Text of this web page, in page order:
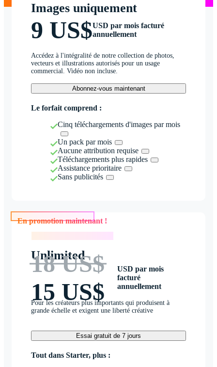
Images uniquement
9 US$USD par mois facturé
annuellement
Accédez à l'intégralité de notre collection de photos,
vecteurs et illustrations autorisés pour un usage
commercial. Vidéo non incluse.
Abonnez-vous maintenant
Le forfait comprend :
Cinq téléchargements d'images par mois
Un pack par mois
Aucune attribution requise
Téléchargements plus rapides
Assistance prioritaire
Sans publicités
En promotion maintenant !
Unlimited
18 US$
15 US$
USD par mois
facturé
annuellement
Pour les créateurs plus importants qui produisent à
grande échelle et exigent une liberté créative
Essai gratuit de 7 jours
Tout dans Starter, plus :